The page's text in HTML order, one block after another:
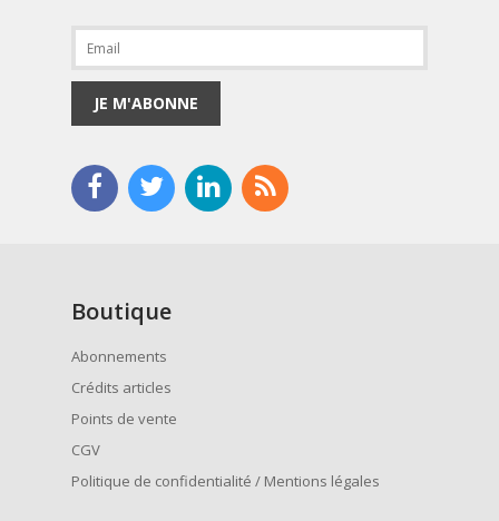
JE M'ABONNE
Boutique
Abonnements
Crédits articles
Points de vente
CGV
Politique de confidentialité / Mentions légales